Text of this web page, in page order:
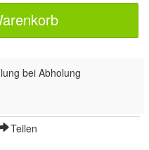
bei Abholung
Teilen